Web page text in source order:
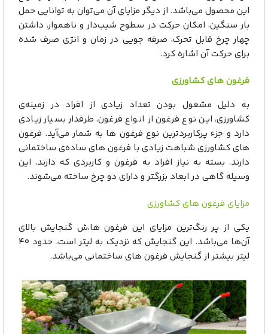
این محصول می‌باشد. از دیگر مزایای آن می‌توان به توانایی حمل
بار سنگین، امکان حرکت در سطوح شیب‌دار و ناهموار، داشتن
چهار چرخ قابل تحرک، صرفه جویی در زمان و انژی صرف شده
برای حرکت آن اشاره کرد.
فرغون های کشاورزی
به دلیل مشغول بودن تعداد زیادی از افراد در زمینه‌ی
کشاورزی، این نوع فرغون از انواع فرغون، طرفدار بسیار زیادی
دارد و جزء پرکاربرد‌ترین نوع فرغون ها به شمار می‌آید. فرغون
های کشاورزی شباهت زیادی با فرغون های ساده‌ی ساختمانی
دارند. بسته به نیاز افراد به فرغون و کاربردی که دارند، این
وسیله گاهی در ابعاد بزرگتر و دارای دو چرخ ساخته می‌شوند.
مزایای فرغون های کشاورزی
یکی از پر رنگ‌ترین مزایای این فرغون ها،ش گنجایش بالای
آن‌ها می‌باشد. این گنجایش که نزدیک به لیتر است، حدود ۴۰
لیتر بیشتر از گنجایش فرغون های ساختمانی می‌باشد.